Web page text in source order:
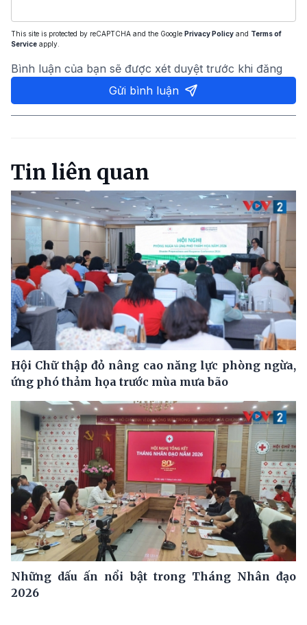
This site is protected by reCAPTCHA and the Google Privacy Policy and Terms of
Service apply.
Bình luận của bạn sẽ được xét duyệt trước khi đăng
Gửi bình luận
Tin liên quan
Hội Chữ thập đỏ nâng cao năng lực phòng ngừa,
ứng phó thảm họa trước mùa mưa bão
Những dấu ấn nổi bật trong Tháng Nhân đạo
2026